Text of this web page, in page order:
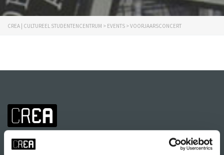
CREA | CULTUREEL STUDENTENCENTRUM > EVENTS > VOORJAARSCONCERT